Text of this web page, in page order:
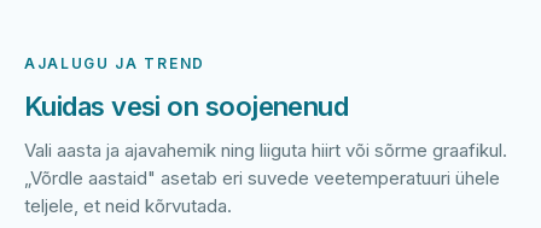
AJALUGU JA TREND
Kuidas vesi on soojenenud
Vali aasta ja ajavahemik ning liiguta hiirt või sõrme graafikul.
„Võrdle aastaid" asetab eri suvede veetemperatuuri ühele
teljele, et neid kõrvutada.